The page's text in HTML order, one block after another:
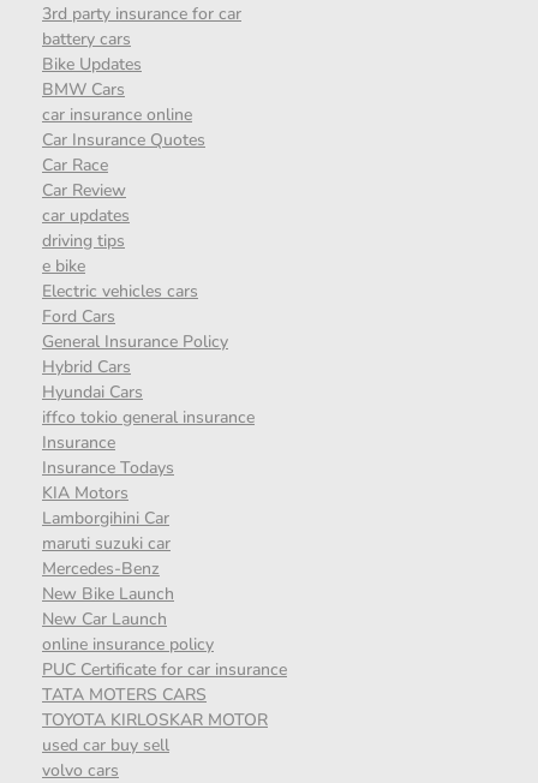
3rd party insurance for car
battery cars
Bike Updates
BMW Cars
car insurance online
Car Insurance Quotes
Car Race
Car Review
car updates
driving tips
e bike
Electric vehicles cars
Ford Cars
General Insurance Policy
Hybrid Cars
Hyundai Cars
iffco tokio general insurance
Insurance
Insurance Todays
KIA Motors
Lamborgihini Car
maruti suzuki car
Mercedes-Benz
New Bike Launch
New Car Launch
online insurance policy
PUC Certificate for car insurance
TATA MOTERS CARS
TOYOTA KIRLOSKAR MOTOR
used car buy sell
volvo cars